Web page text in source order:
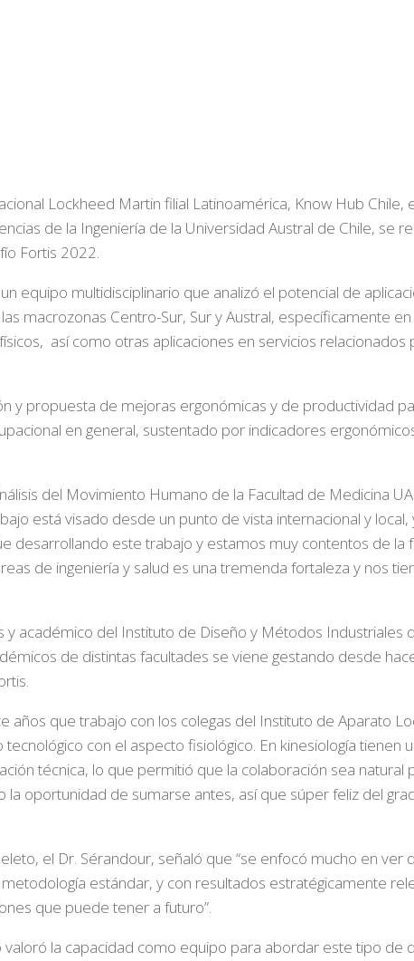
Lockheed Martin filial Latinoamérica, Know Hub Chile,
de la Ingeniería de la Universidad Austral de Chile, se
Fortis 2022.
equipo multidisciplinario que analizó el potencial de
macrozonas Centro-Sur, Sur y Austral, específicamente
así como otras aplicaciones en servicios relacionados
y propuesta de mejoras ergonómicas y de productividad
en general, sustentado por indicadores
del Movimiento Humano de la Facultad de Medicina
está visado desde un punto de vista internacional y
desarrollando este trabajo y estamos muy contentos de la
de ingeniería y salud es una tremenda fortaleza y nos
académico del Instituto de Diseño y Métodos Industriales
de distintas facultades se viene gestando desde
años que trabajo con los colegas del Instituto de Aparato
con el aspecto fisiológico. En kinesiología tienen
técnica, lo que permitió que la colaboración sea natural
oportunidad de sumarse antes, así que súper feliz del
el Dr. Sérandour, señaló que “se enfocó mucho en ver
estándar, y con resultados estratégicamente
que puede tener a futuro”.
la capacidad como equipo para abordar este tipo de